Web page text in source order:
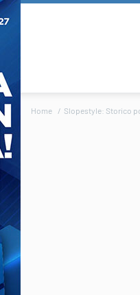
Home Slopestyle: Storico